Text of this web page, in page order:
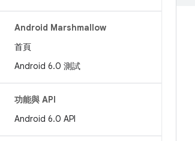
Android Marshmallow
首頁
Android 6.0 測試
功能與 API
Android 6.0 API